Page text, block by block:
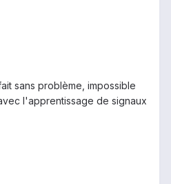
sans problème, impossible
l'apprentissage de signaux